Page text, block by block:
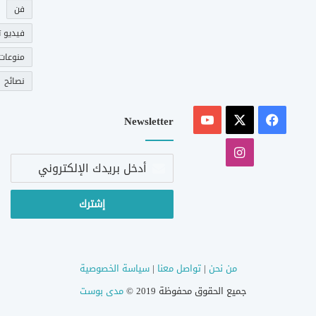
فن
فيديو
نصائح
فيسبوك
‫YouTube
انستقرام
Newsletter
أدخل
الإلكتروني
من نحن |تواصل معنا |سياسة الخصوصية
جميع الحقوق محفوظة 2019 ©
مدى بوست